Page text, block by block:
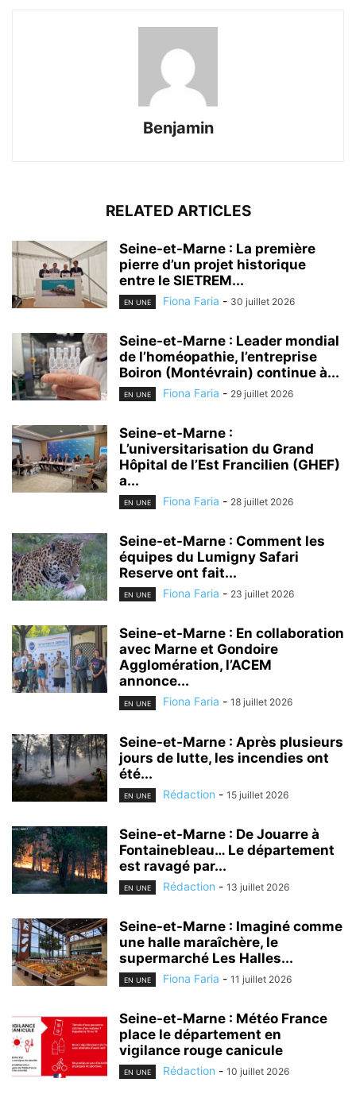
Benjamin
RELATED ARTICLES
Seine-et-Marne : La première
pierre d’un projet historique
entre le SIETREM...
EN UNE Fiona Faria - 30 juillet 2026
Seine-et-Marne : Leader mondial
de l’homéopathie, l’entreprise
Boiron (Montévrain) continue à...
EN UNE Fiona Faria - 29 juillet 2026
Seine-et-Marne :
L’universitarisation du Grand
Hôpital de l’Est Francilien (GHEF)
a...
EN UNE Fiona Faria - 28 juillet 2026
Seine-et-Marne : Comment les
équipes du Lumigny Safari
Reserve ont fait...
EN UNE Fiona Faria - 23 juillet 2026
Seine-et-Marne : En collaboration
avec Marne et Gondoire
Agglomération, l’ACEM
annonce...
EN UNE Fiona Faria - 18 juillet 2026
Seine-et-Marne : Après plusieurs
jours de lutte, les incendies ont
été...
EN UNE Rédaction - 15 juillet 2026
Seine-et-Marne : De Jouarre à
Fontainebleau… Le département
est ravagé par...
EN UNE Rédaction - 13 juillet 2026
Seine-et-Marne : Imaginé comme
une halle maraîchère, le
supermarché Les Halles...
EN UNE Fiona Faria - 11 juillet 2026
Seine-et-Marne : Météo France
place le département en
vigilance rouge canicule
EN UNE Rédaction - 10 juillet 2026